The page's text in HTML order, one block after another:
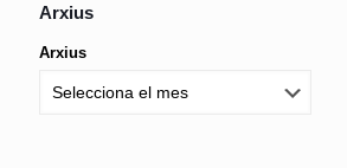
Arxius
Arxius